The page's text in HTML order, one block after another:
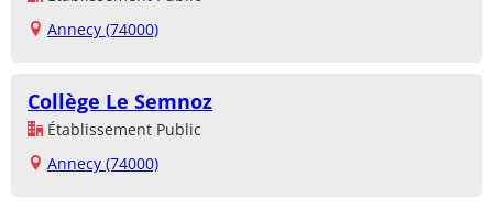
Annecy (74000)
Collège Le Semnoz
Établissement Public
Annecy (74000)